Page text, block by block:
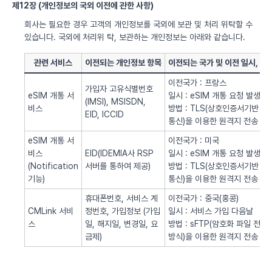
제12장 (개인정보의 국외 이전에 관한 사항)
회사는 필요한 경우 고객의 개인정보를 국외에 보관 및 처리 위탁할 수
있습니다. 국외에 처리위 탁, 보관하는 개인정보는 아래와 같습니다.
관련 서비스 이전되는 개인정보 항목 이전되는 국가 및 이전 일시, 방
eSIM 개통 서
비스
가입자 고유식별번호
(IMSI), MSISDN,
EID, ICCID
이전국가 : 프랑스
일시 : eSIM 개통 요청 발생시
방법 : TLS(상호인증서기반
통신)을 이용한 원격지 전송
eSIM 개통 서
비스
(Notification
기능)
EID(IDEMIA사 RSP
서버를 통하여 제공)
이전국가 : 미국
일시 : eSIM 개통 요청 발생시
방법 : TLS(상호인증서기반
통신)을 이용한 원격지 전송
CMLink 서비
스
휴대폰번호, 서비스 계
정번호, 가입정보 (가입
일, 해지일, 변경일, 요
금제)
이전국가 : 중국(홍콩)
일시 : 서비스 가입 다음날
방법 : sFTP(암호화 파일 전송
방식)을 이용한 원격지 전송